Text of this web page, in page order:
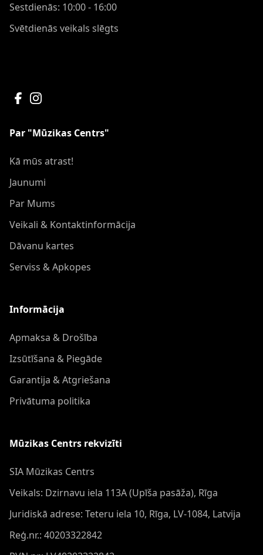
Sestdienās: 10:00 - 16:00
Svētdienās veikals slēgts
Par "Mūzikas Centrs"
Kā mūs atrast!
Jaunumi
Par Mums
Veikali & Kontaktinformācija
Dāvanu kartes
Serviss & Apkopes
Informācija
Apmaksa & Drošība
Izsūtīšana & Piegāde
Garantija & Atgriešana
Privātuma politika
Mūzikas Centrs rekvizīti
SIA Mūzikas Centrs
Veikals: Dzirnavu iela 113A (Upīša pasāža), Rīga
Juridiskā adrese: Teteru iela 10, Rīga, LV-1084, Latvija
Reģ.nr.: 40203322842